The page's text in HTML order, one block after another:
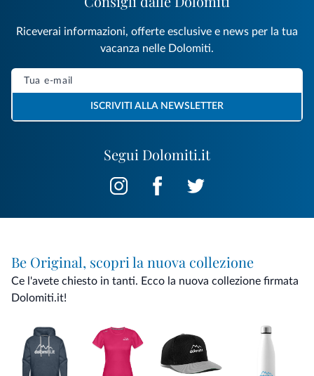
Segui Dolomiti.it
Riceverai informazioni, offerte esclusive e news per la tua
vacanza nelle Dolomiti.
ISCRIVITI ALLA NEWSLETTER
Be Original, scopri la nuova collezione
Ce l'avete chiesto in tanti. Ecco la nuova collezione firmata
Dolomiti.it!